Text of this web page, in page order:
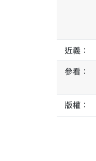
近義：
參看：
版權：